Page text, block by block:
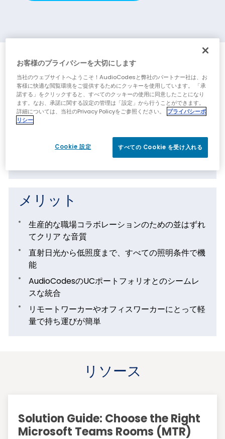
特長
30fpsで1080pフルHDビデオをサポート
USB2.0ポートによりプラグアンドプレイセット
アップを提供
すべてのUCプラットフォーム、アプリ、ソフト
フォンとの互換性
メリット
生産的な職場コラボレーションのための並はずれ
てクリア な音質
直射日光から低照度まで、すべての照明条件で機
能
AudioCodesのUCポートフォリオとのシームレ
スな統合
リモートワーカーやオフィスワーカーにとって軽
量で持ち運びが簡単
リソース
Solution Guide: Choose the Right
Microsoft Teams Rooms (MTR)
お客様のプライバシーを大切にします
当社のウェブサイトへようこそ！AudioCodesと弊社のパートナー社は、お
客様に快適な閲覧環境をご提供するためにクッキーを使用しています。 「承
諾する」をクリックすると、すべてのクッキーの使用に同意したことになり
ます。なお、承諾に関する設定の管理は「設定」から行うことができます。
詳細については、当社のPrivacy Policyをご参照ください。
プライバシーポ
リシー
Cookie 設定 すべての Cookie を受け入れる